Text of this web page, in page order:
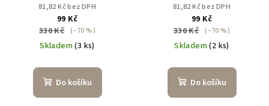
81,82 Kč bez DPH
99 Kč
330 Kč
(–70 %)
Skladem(3 ks)
Do košíku
81,82 Kč bez DPH
99 Kč
330 Kč
(–70 %)
Skladem(2 ks)
Do košíku